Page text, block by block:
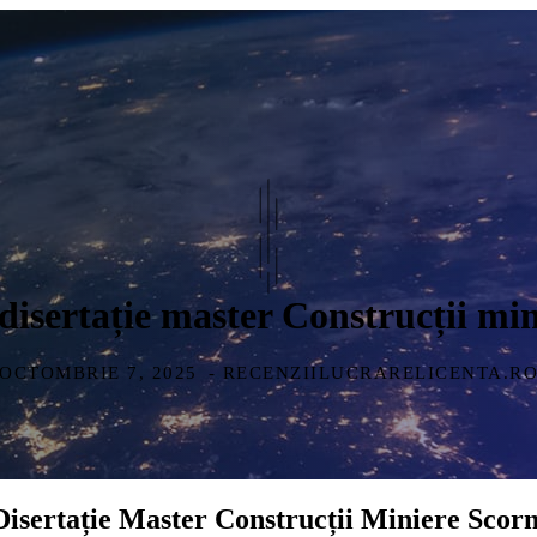
master Construcții
OCTOMBRIE 7, 2025 - RECENZIILUCRARELICENTA.RO
Master Construcții Miniere